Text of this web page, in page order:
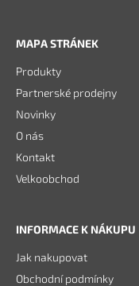
MAPA STRÁNEK
Produkty
Partnerské prodejny
Novinky
O nás
Kontakt
Velkoobchod
INFORMACE K NÁKUPU
Jak nakupovat
Obchodní podmínky